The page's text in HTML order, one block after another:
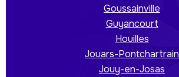
Goussainville
Guyancourt
Houilles
Jouars-Pontchartrain
Jouy-en-Josas